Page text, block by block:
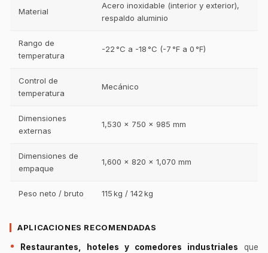
Material
Acero inoxidable (interior y exterior),
respaldo aluminio
Rango de
temperatura
-22 °C a -18 °C (-7 °F a 0 °F)
Control de
temperatura
Mecánico
Dimensiones
externas
1,530 × 750 × 985 mm
Dimensiones de
empaque
1,600 × 820 × 1,070 mm
Peso neto / bruto 115 kg / 142 kg
APLICACIONES RECOMENDADAS
Restaurantes, hoteles y comedores industriales que